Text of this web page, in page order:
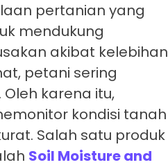
pertanian yang
mendukung
akibat kelebihan
petani sering
karena itu,
kondisi tanah
Salah satu produk
Soil Moisture and